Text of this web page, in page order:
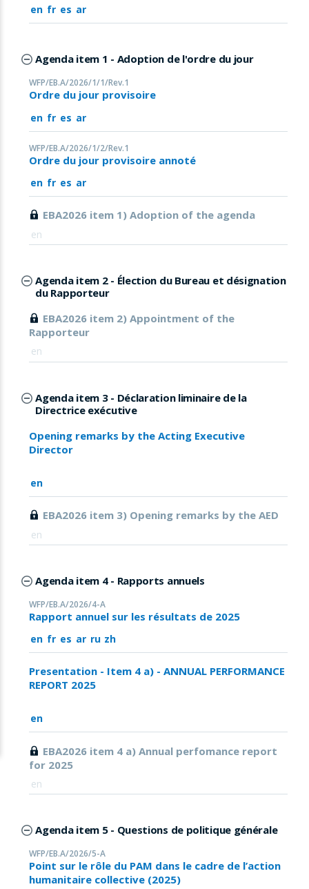
en fr es ar
Agenda item 1 - Adoption de l'ordre du jour
WFP/EB.A/2026/1/1/Rev.1
Ordre du jour provisoire
en fr es ar
WFP/EB.A/2026/1/2/Rev.1
Ordre du jour provisoire annoté
en fr es ar
EBA2026 item 1) Adoption of the agenda
en
Agenda item 2 - Élection du Bureau et désignation
du Rapporteur
EBA2026 item 2) Appointment of the
Rapporteur
en
Agenda item 3 - Déclaration liminaire de la
Directrice exécutive
Opening remarks by the Acting Executive
Director
en
EBA2026 item 3) Opening remarks by the AED
en
Agenda item 4 - Rapports annuels
WFP/EB.A/2026/4-A
Rapport annuel sur les résultats de 2025
en fr es ar ru zh
Presentation - Item 4 a) - ANNUAL PERFORMANCE
REPORT 2025
en
EBA2026 item 4 a) Annual perfomance report
for 2025
en
Agenda item 5 - Questions de politique générale
WFP/EB.A/2026/5-A
Point sur le rôle du PAM dans le cadre de l’action
humanitaire collective (2025)